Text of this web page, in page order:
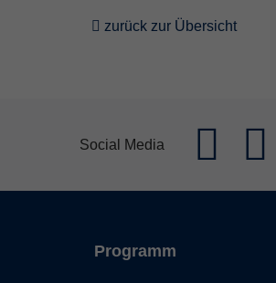
zurück zur Übersicht
Social Media
Programm